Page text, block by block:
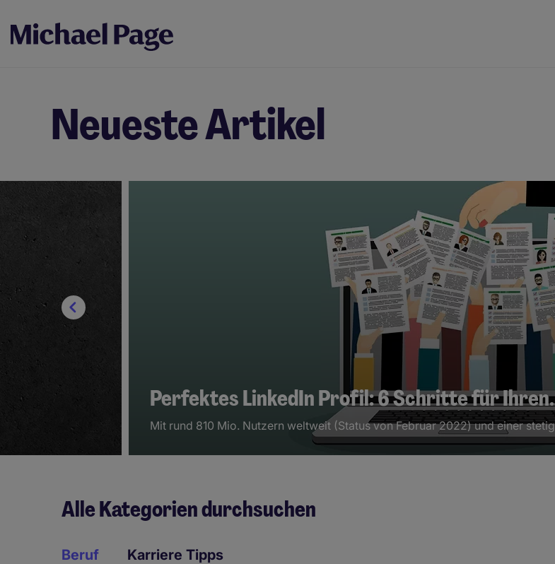
Neueste Artikel
Perfektes LinkedIn Profil: 6 Schritte für
Mit rund 810 Mio. Nutzern weltweit (Status von Februar 2022) und einer
Alle Kategorien durchsuchen
Beruf Karriere Tipps